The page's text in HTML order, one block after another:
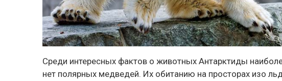
Среди интересных фактов о животных Антарктиды
нет полярных медведей. Их обитанию на просторах изо